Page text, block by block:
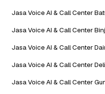
Jasa Voice AI & Call Center
Jasa Voice AI & Call Center
Jasa Voice AI & Call Center
Jasa Voice AI & Call Center
Jasa Voice AI & Call Center